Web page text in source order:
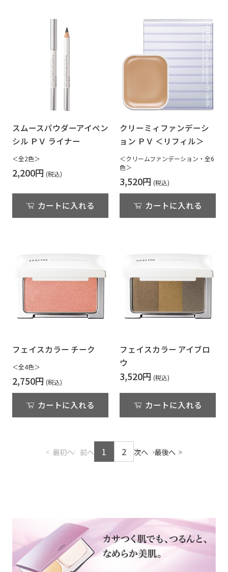
スムースパウダーアイペン
シル ＰＶ ライナー
＜全2色＞
2,200円
カートに入れる
クリーミィファンデーシ
ョン ＰＶ ＜リフィル＞
＜クリームファンデーション・全6
色＞
3,520円
カートに入れる
フェイスカラー チーク
＜全4色＞
2,750円
カートに入れる
フェイスカラー アイブロ
ウ
3,520円
カートに入れる
最初へ 前へ 1 2 次へ 最後へ